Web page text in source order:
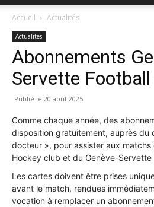
Accueil Actualités
Actualités
Abonnements
Servette
20 août 2025
Comme chaque année, des
disposition gratuitement, auprès du
docteur », pour assister aux
Hockey club et du Genève-Servette
Les cartes doivent être prises
avant le match, rendues
vocation à remplacer un